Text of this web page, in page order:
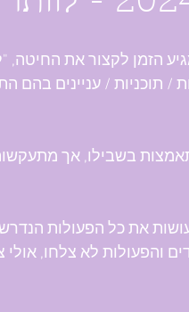
הזמן לקצור את החיטה,
/ תוכניות / עניינים
בשבילו, אך
את כל הפעולות
והפעולות לא צלחו, אולי